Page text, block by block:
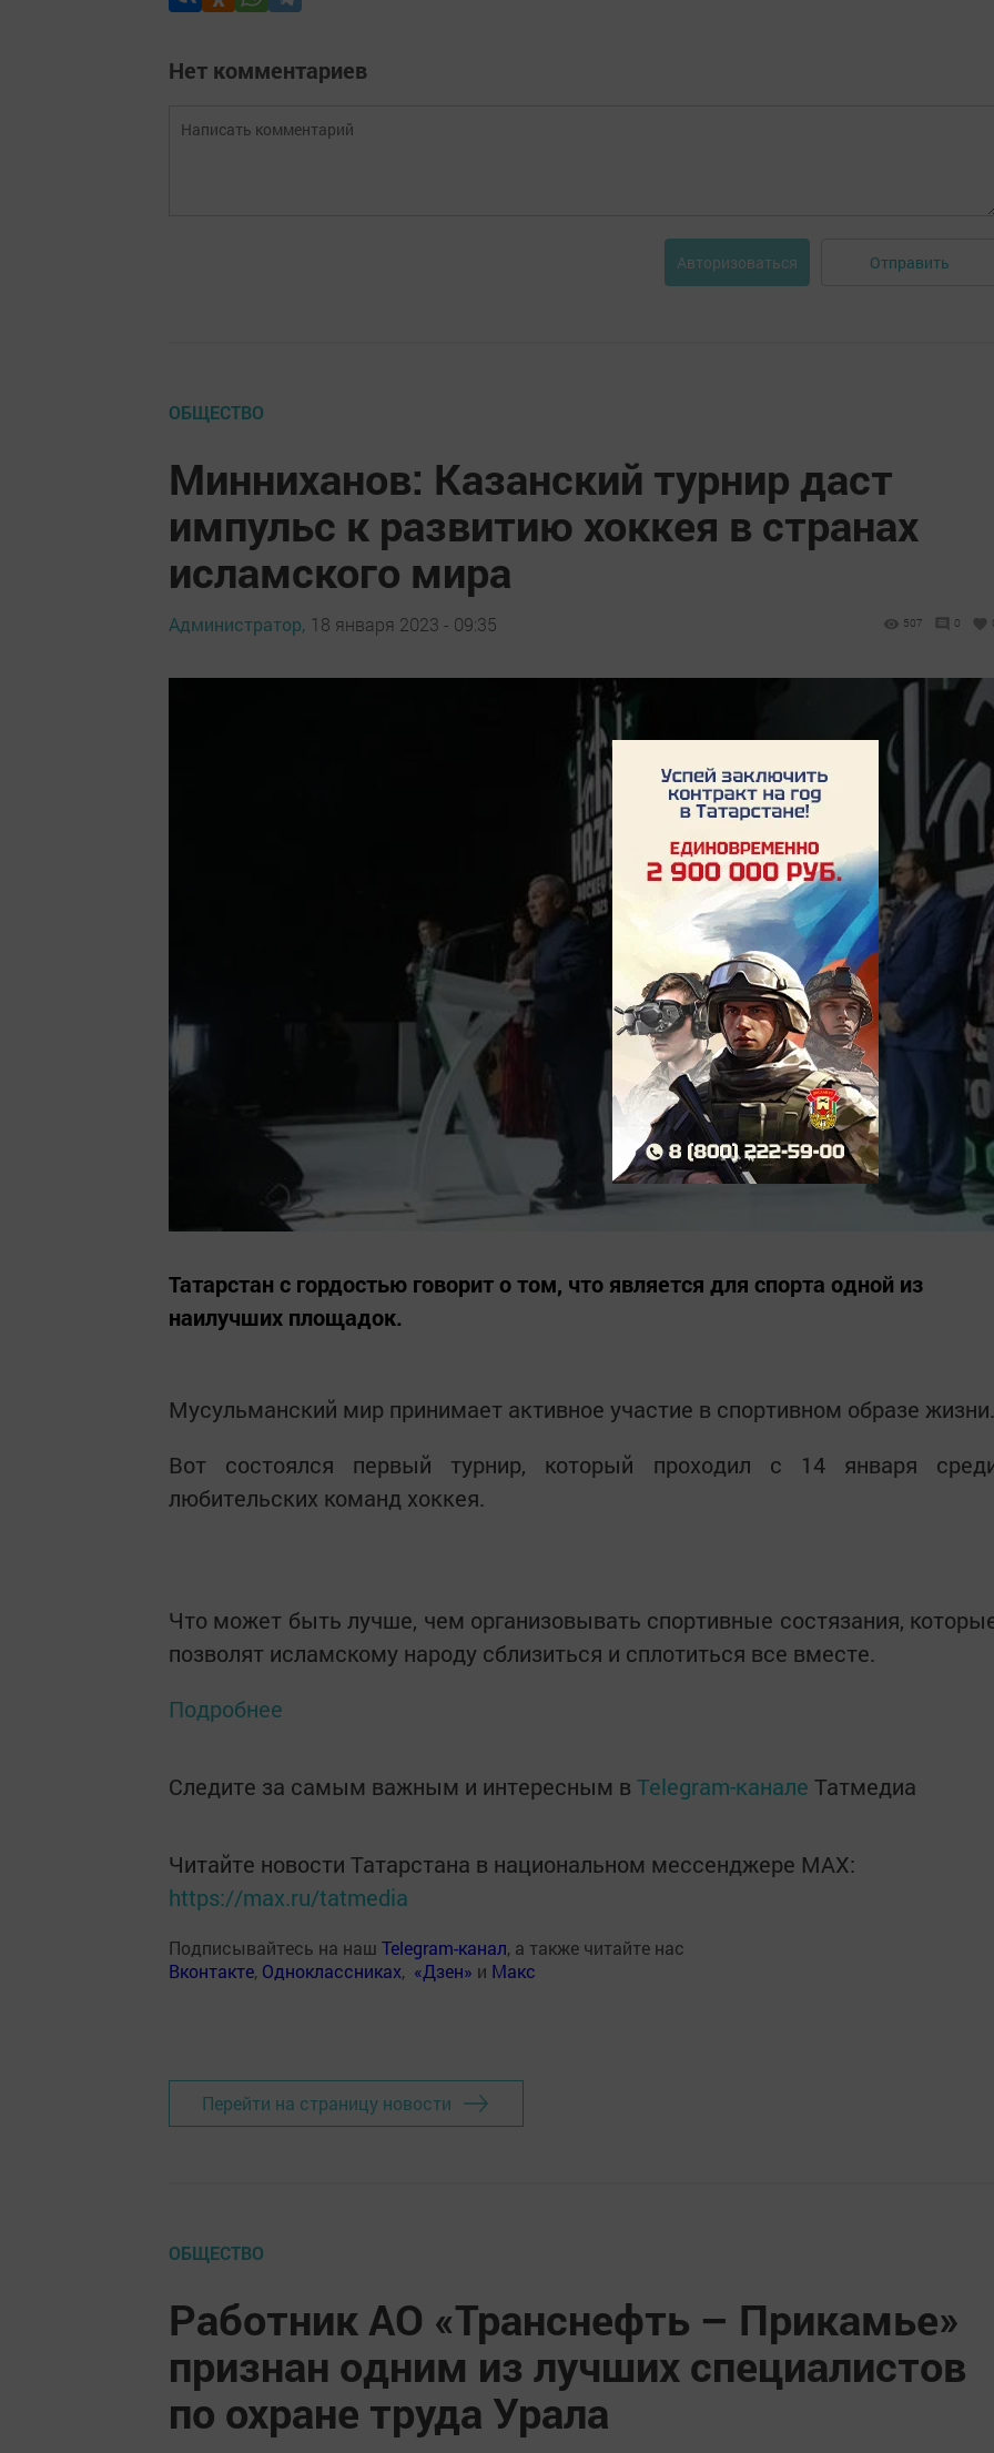
Нет комментариев
Авторизоваться Отправить
ОБЩЕСТВО
Минниханов: Казанский турнир даст
импульс к развитию хоккея в странах
исламского мира
Администратор, 18 января 2023 - 09:35 507 0
Татарстан с гордостью говорит о том, что является для спорта одной из
наилучших площадок.
Мусульманский мир принимает активное участие в спортивном образе жизни.
Вот состоялся первый турнир, который проходил с 14 января
любительских команд хоккея.
Что может быть лучше, чем организовывать спортивные состязания,
позволят исламскому народу сблизиться и сплотиться все вместе.
Подробнее
Следите за самым важным и интересным в Telegram-канале Татмедиа
Читайте новости Татарстана в национальном мессенджере MАХ:
https://max.ru/tatmedia
Подписывайтесь на наш Telegram-канал, а также читайте нас
Вконтакте, Одноклассниках, «Дзен» и Макс
Перейти на страницу новости
ОБЩЕСТВО
Работник АО «Транснефть – Прикамье»
признан одним из лучших специалистов
по охране труда Урала